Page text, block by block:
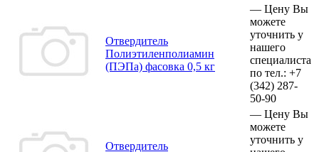
Отвердитель
Полиэтиленполиамин
(ПЭПа) фасовка 0,5 кг
— Цену Вы
можете
уточнить у
нашего
специалиста
по тел.: +7
(342) 287-
50-90
Отвердитель
— Цену Вы
можете
уточнить у